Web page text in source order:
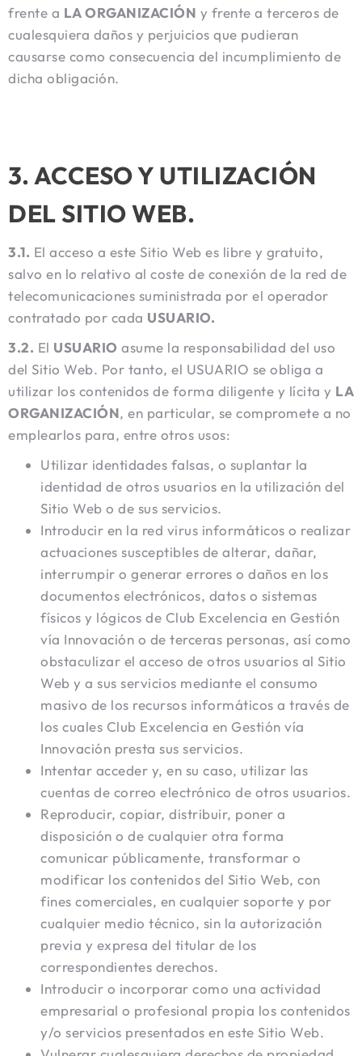
frente a LA ORGANIZACIÓN y frente a terceros de
cualesquiera daños y perjuicios que pudieran
causarse como consecuencia del incumplimiento de
dicha obligación.
3. ACCESO Y UTILIZACIÓN
DEL SITIO WEB.
3.1. El acceso a este Sitio Web es libre y gratuito,
salvo en lo relativo al coste de conexión de la red de
telecomunicaciones suministrada por el operador
contratado por cada USUARIO.
3.2. El USUARIO asume la responsabilidad del uso
del Sitio Web. Por tanto, el USUARIO se obliga a
utilizar los contenidos de forma diligente y lícita y LA
ORGANIZACIÓN, en particular, se compromete a no
emplearlos para, entre otros usos:
Utilizar identidades falsas, o suplantar la
identidad de otros usuarios en la utilización del
Sitio Web o de sus servicios.
Introducir en la red virus informáticos o realizar
actuaciones susceptibles de alterar, dañar,
interrumpir o generar errores o daños en los
documentos electrónicos, datos o sistemas
físicos y lógicos de Club Excelencia en Gestión
vía Innovación o de terceras personas, así como
obstaculizar el acceso de otros usuarios al Sitio
Web y a sus servicios mediante el consumo
masivo de los recursos informáticos a través de
los cuales Club Excelencia en Gestión vía
Innovación presta sus servicios.
Intentar acceder y, en su caso, utilizar las
cuentas de correo electrónico de otros usuarios.
Reproducir, copiar, distribuir, poner a
disposición o de cualquier otra forma
comunicar públicamente, transformar o
modificar los contenidos del Sitio Web, con
fines comerciales, en cualquier soporte y por
cualquier medio técnico, sin la autorización
previa y expresa del titular de los
correspondientes derechos.
Introducir o incorporar como una actividad
empresarial o profesional propia los contenidos
y/o servicios presentados en este Sitio Web.